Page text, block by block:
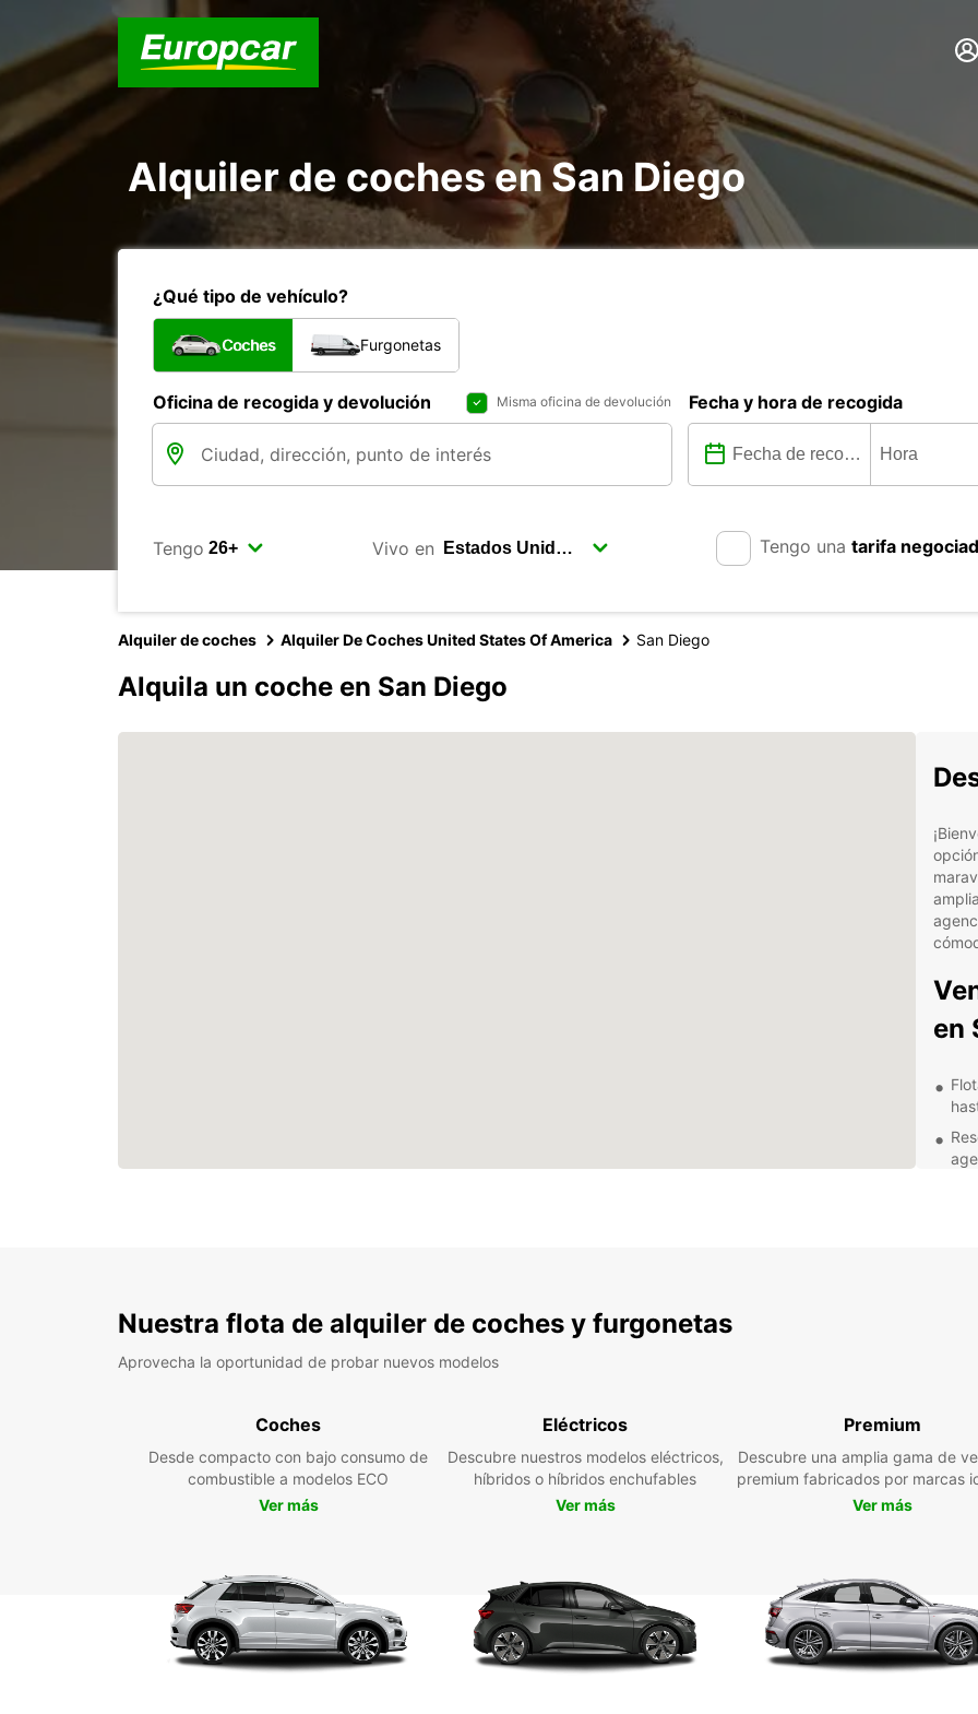
Alquiler de coches en San Diego
¿Qué tipo de vehículo?
Coches Furgonetas
Oficina de recogida y devolución Misma oficina de devolución Fecha y hora de recogida
Tengo Vivo en Tengo una tarifa
Alquiler de coches Alquiler De Coches United States Of America San Diego
Alquila un coche en San Diego
en
Con
en
Nuestra flota de alquiler de coches y furgonetas
Aprovecha la oportunidad de probar nuevos modelos
Coches
Desde compacto con bajo consumo de
combustible a modelos ECO
Ver más
Eléctricos
Descubre nuestros modelos eléctricos,
híbridos o híbridos enchufables
Ver más
Premium
Descubre una amplia gama de
premium fabricados por marcas
Ver más